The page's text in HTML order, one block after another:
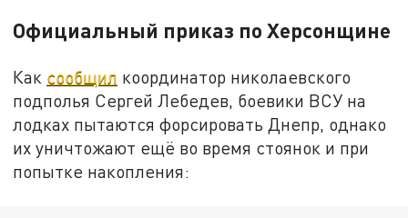
Официальный приказ по Херсонщине
Как сообщил координатор николаевского
подполья Сергей Лебедев, боевики ВСУ на
лодках пытаются форсировать Днепр, однако
их уничтожают ещё во время стоянок и при
попытке накопления: